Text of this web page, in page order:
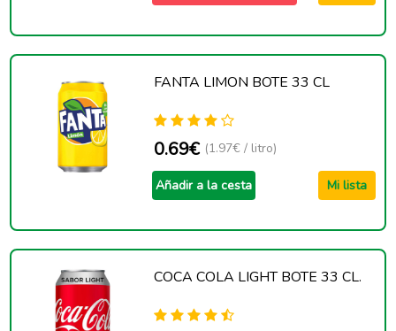
FANTA LIMON BOTE 33 CL
0.69€ (1.97€ / litro)
Añadir a la cesta Mi lista
COCA COLA LIGHT BOTE 33 CL.